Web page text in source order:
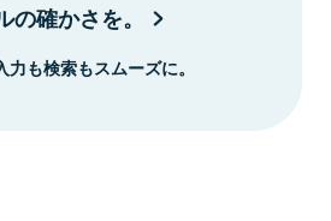
確かさを。
も検索もスムーズに。